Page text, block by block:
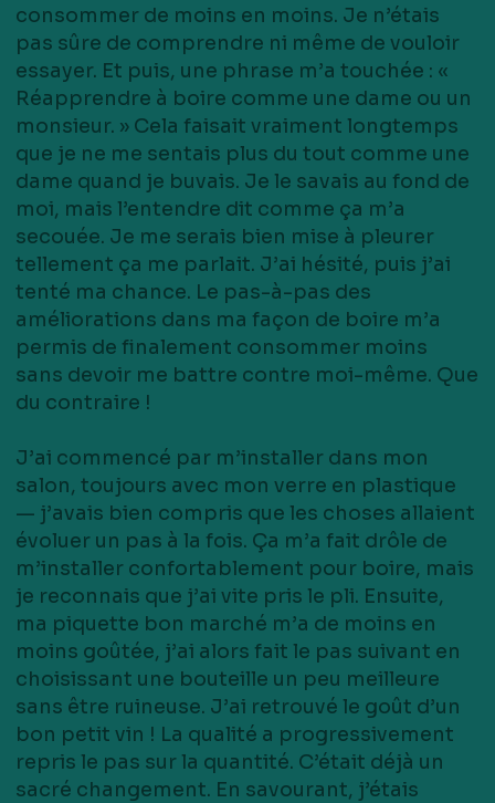
consommer de moins en moins. Je n’étais
pas sûre de comprendre ni même de vouloir
essayer. Et puis, une phrase m’a touchée : «
Réapprendre à boire comme une dame ou un
monsieur. » Cela faisait vraiment longtemps
que je ne me sentais plus du tout comme une
dame quand je buvais. Je le savais au fond de
moi, mais l’entendre dit comme ça m’a
secouée. Je me serais bien mise à pleurer
tellement ça me parlait. J’ai hésité, puis j’ai
tenté ma chance. Le pas-à-pas des
améliorations dans ma façon de boire m’a
permis de finalement consommer moins
sans devoir me battre contre moi-même. Que
du contraire !
J’ai commencé par m’installer dans mon
salon, toujours avec mon verre en plastique
— j’avais bien compris que les choses allaient
évoluer un pas à la fois. Ça m’a fait drôle de
m’installer confortablement pour boire, mais
je reconnais que j’ai vite pris le pli. Ensuite,
ma piquette bon marché m’a de moins en
moins goûtée, j’ai alors fait le pas suivant en
choisissant une bouteille un peu meilleure
sans être ruineuse. J’ai retrouvé le goût d’un
bon petit vin ! La qualité a progressivement
repris le pas sur la quantité. C’était déjà un
sacré changement. En savourant, j’étais